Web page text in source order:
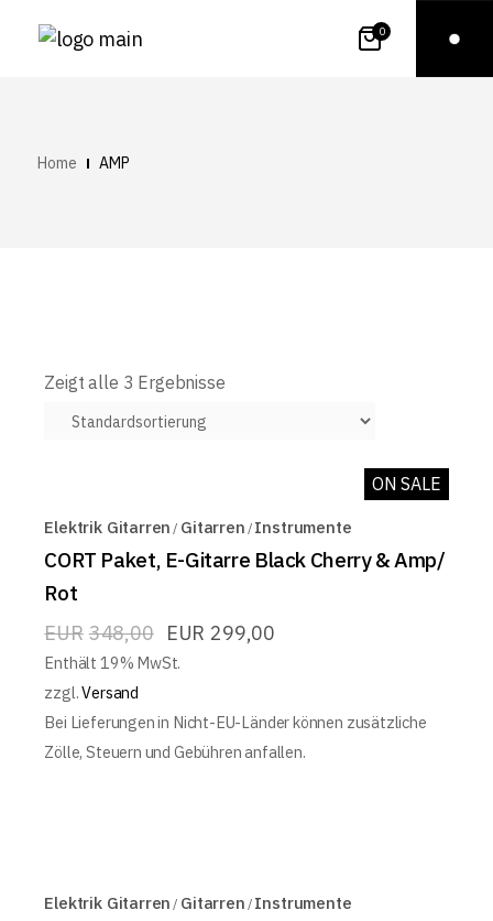
0
Home AMP
Zeigt alle 3 Ergebnisse
ON SALE
Elektrik Gitarren Gitarren Instrumente
CORT Paket, E-Gitarre Black Cherry & Amp/
Rot
EUR 348,00 EUR 299,00
Enthält 19% MwSt.
zzgl.Versand
Bei Lieferungen in Nicht-EU-Länder können zusätzliche
Zölle, Steuern und Gebühren anfallen.
Elektrik Gitarren Gitarren Instrumente